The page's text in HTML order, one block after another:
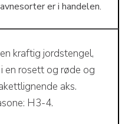
er i handelen.
kraftig jordstengel,
en rosett og røde og
aks.
H3-4.